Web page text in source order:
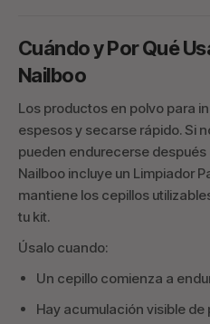
Cuándo y Por Qué
Nailboo
Los productos en polvo para
espesos y secarse rápido. Si
pueden endurecerse después
Nailboo incluye un Limpiador
mantiene los cepillos
tu kit.
Úsalo cuando:
Un cepillo comienza a
Hay acumulación visible